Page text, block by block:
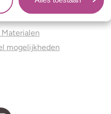
mogelijkheden